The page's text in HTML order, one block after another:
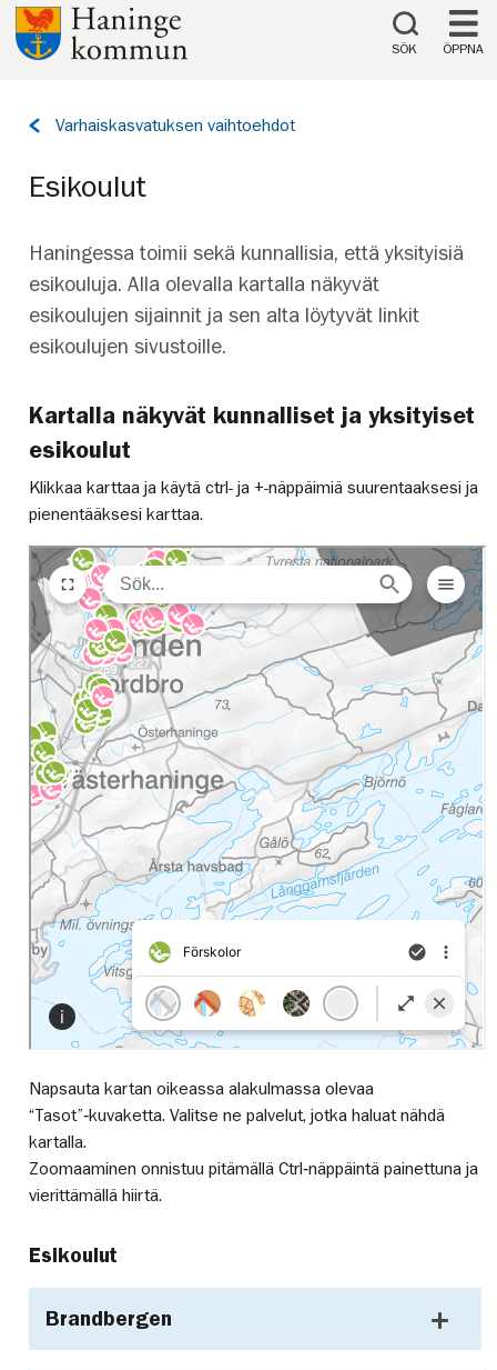
Till innehåll på sidan
SÖK ÖPPNA
Tillbaka
Varhaiskasvatuksen vaihtoehdot
Esikoulut
Haningessa toimii sekä kunnallisia, että yksityisiä
esikouluja. Alla olevalla kartalla näkyvät
esikoulujen sijainnit ja sen alta löytyvät linkit
esikoulujen sivustoille.
Kartalla näkyvät kunnalliset ja yksityiset
esikoulut
Klikkaa karttaa ja käytä ctrl- ja +-näppäimiä suurentaaksesi ja
pienentääksesi karttaa.
Napsauta kartan oikeassa alakulmassa olevaa
“Tasot”‑kuvaketta. Valitse ne palvelut, jotka haluat nähdä
kartalla.
Zoomaaminen onnistuu pitämällä Ctrl‑näppäintä painettuna ja
vierittämällä hiirtä.
Esikoulut
Brandbergen